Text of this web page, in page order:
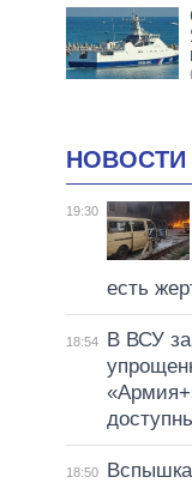
НОВОСТИ
19:30
есть
18:54
В ВСУ
18:50